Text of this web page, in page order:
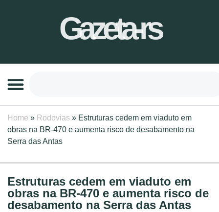
Gazeta-rs
Home » Rodovias » Estruturas cedem em viaduto em
obras na BR-470 e aumenta risco de desabamento na
Serra das Antas
Estruturas cedem em viaduto em
obras na BR-470 e aumenta risco de
desabamento na Serra das Antas